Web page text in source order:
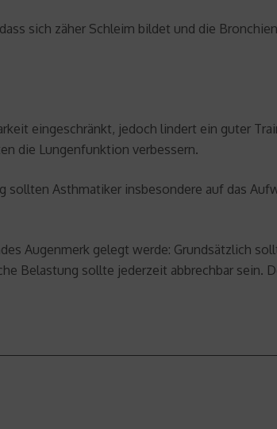
sich zäher Schleim bildet und die
eingeschränkt, jedoch lindert ein guter
die Lungenfunktion verbessern.
sollten Asthmatiker insbesondere auf das
Augenmerk gelegt werde: Grundsätzlich
Belastung sollte jederzeit abbrechbar